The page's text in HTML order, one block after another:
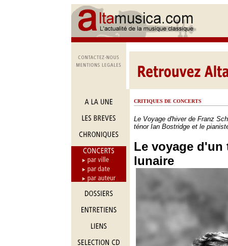
CRITIQUES DE CONCERTS
Le Voyage d'hiver de Franz
ténor Ian Bostridge et le
Le voyage d'un
lunaire